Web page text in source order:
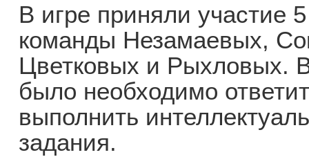
В игре приняли участие
команды Незамаевых,
Цветковых и Рыхловых.
было необходимо
выполнить
задания.